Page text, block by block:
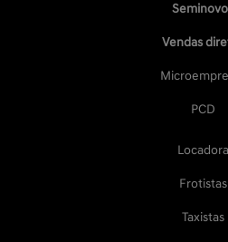
Vendas
PCD
Locadora
Frotistas
Taxistas